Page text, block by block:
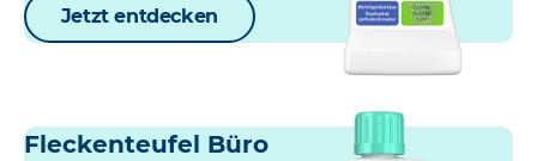
Jetzt entdecken
Fleckenteufel Büro